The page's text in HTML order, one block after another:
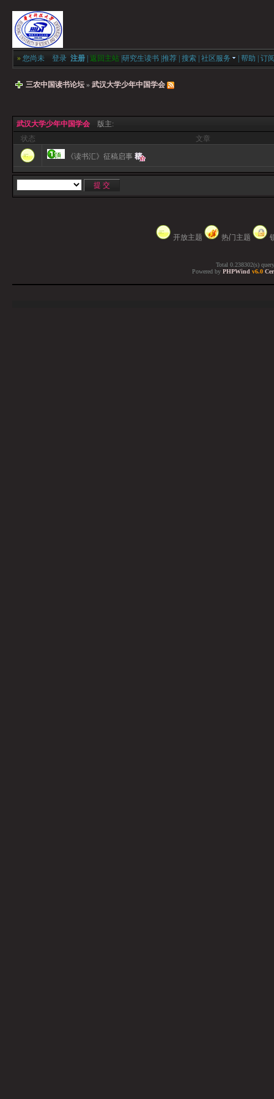
» 您尚未 登录 注册 返回主站 研究生读书 推荐 搜索 社区服务 帮助 订
三农中国读书论坛 » 武汉大学少年中国学会
武汉大学少年中国学会版主:
状态
文章
《读书汇》征稿启事
开放主题 热门主题
Total 0.238302(s)
Powered by PHPWind v6.0